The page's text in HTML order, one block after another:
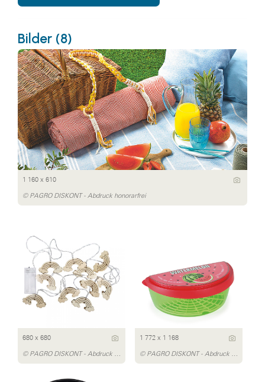
Bilder (8)
1 160 x 610
© PAGRO DISKONT - Abdruck honorarfrei
680 x 680
© PAGRO DISKONT - Abdruck honorarfrei
1 772 x 1 168
© PAGRO DISKONT - Abdruck honorarfrei